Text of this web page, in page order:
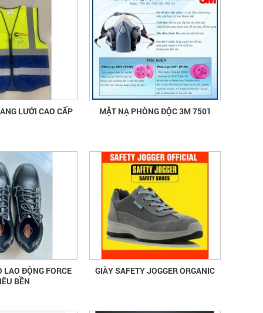
QUANG LƯỚI CAO CẤP MẶT NẠ PHÒNG ĐỘC 3M 7501
LAO ĐỘNG FORCE
BỀN
GIÀY SAFETY JOGGER ORGANIC